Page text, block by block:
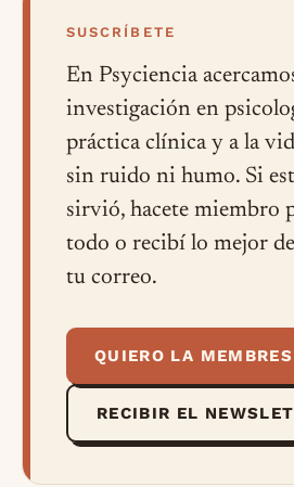
SUSCRÍBETE
En Psyciencia
investigación en
práctica clínica y a la
sin ruido ni humo. Si
sirvió, hacete miembro
todo o recibí lo mejor
tu correo.
QUIERO LA
RECIBIR EL